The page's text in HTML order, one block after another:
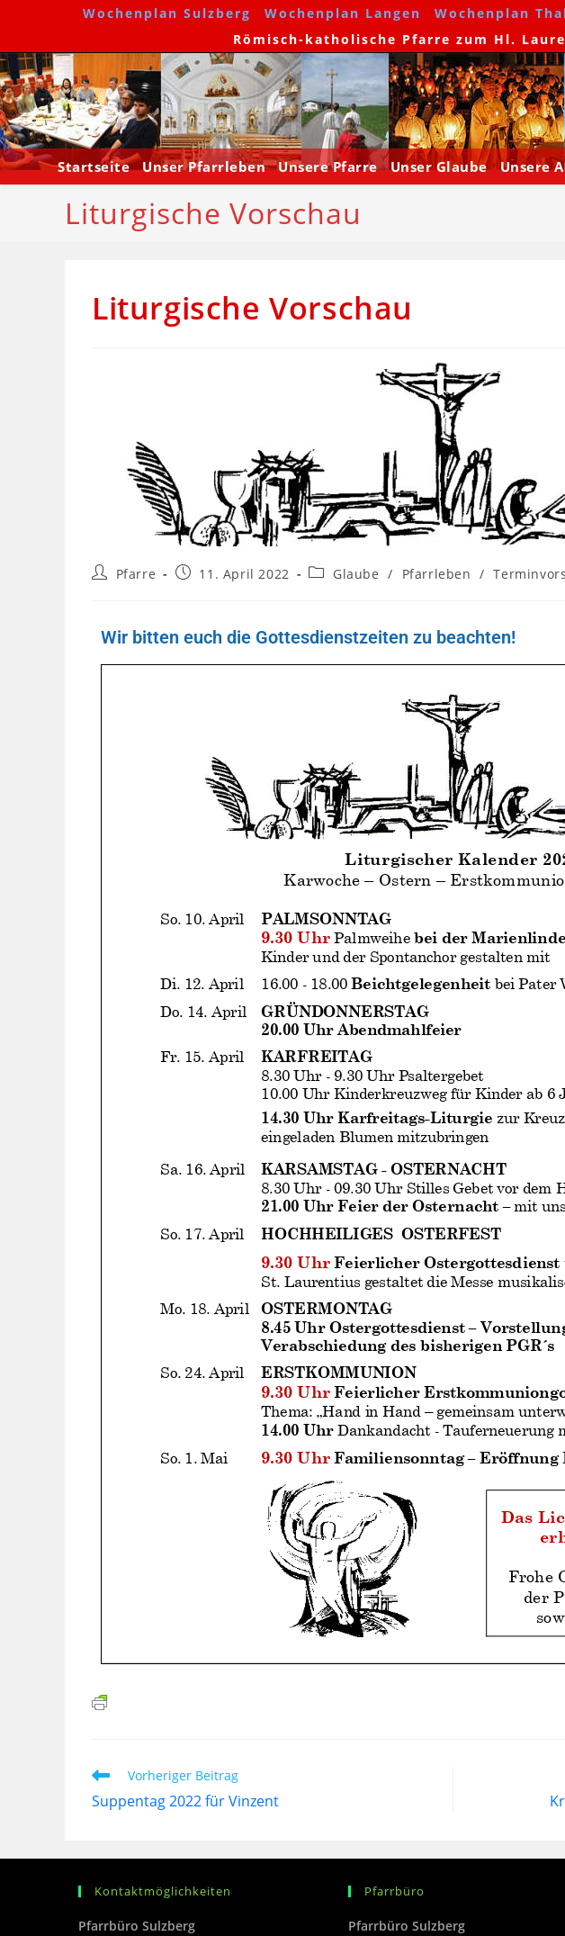
Wochenplan Sulzberg Wochenplan Langen Wochenplan
Römisch-katholische Pfarre zum Hl.
Startseite Unser Pfarrleben Unsere Pfarre Unser Glaube Unsere
Liturgische Vorschau
Liturgische Vorschau
Pfarre 11. April 2022 Glaube / Pfarrleben /
Wir bitten euch die Gottesdienstzeiten zu beachten!
Vorheriger Beitrag
Suppentag 2022 für Vinzent
Kontaktmöglichkeiten
Pfarrbüro Sulzberg
Pfarrbüro
Pfarrbüro Sulzberg